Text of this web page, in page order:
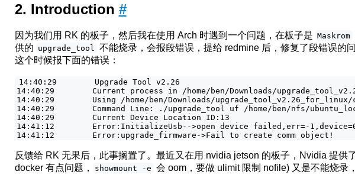
Introduction #
因为我们用 RK 的板子，然后我在使用 Arch 时遇到一个问题，在板子是 Maskrom
供的 upgrade_tool
不能烧录，会报段错误，提给 redmine 后，修复了段错误的
这个时候报下面的错误：
14:40:29        Upgrade Tool v2.26
14:40:29        Current process in /home/ben/Downloads/
14:40:29        Using /home/ben/Downloads/
14:40:29        Command Line: ./upgrade_tool uf /home/ben/nfs/
14:40:29        Current Device Location ID:13
14:41:12        Error:InitializeUsb-->open device failed,err=-
反馈给 RK 无果后，此事搁置了。最近又在用 nvidia jetson 的板子，Nvidia 提供
docker 有点问题，
showmount -e 会 oom，要做 ulimit 限制 nofile) 又是不能烧录，